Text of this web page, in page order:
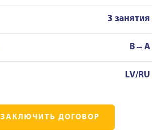
3 занятия
B→A
LV/RU
ЗАКЛЮЧИТЬ ДОГОВОР